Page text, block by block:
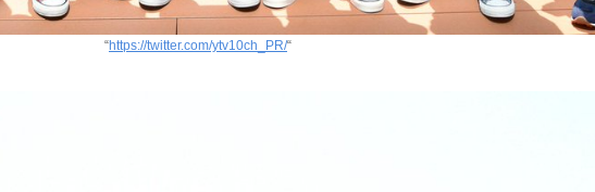
“https://twitter.com/ytv10ch_PR/“